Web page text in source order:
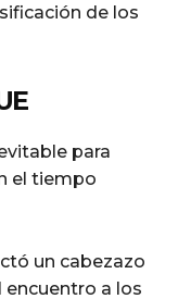
de los
para
el tiempo
un cabezazo
encuentro a los